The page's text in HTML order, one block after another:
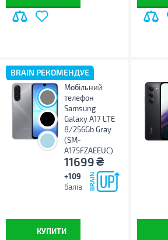
BRAIN РЕКОМЕНДУЄ
Мобільний
телефон
Samsung
Galaxy A17 LTE
8/256Gb Gray
(SM-
A175FZAEEUC)
11699₴
+109
балів
КУПИТИ